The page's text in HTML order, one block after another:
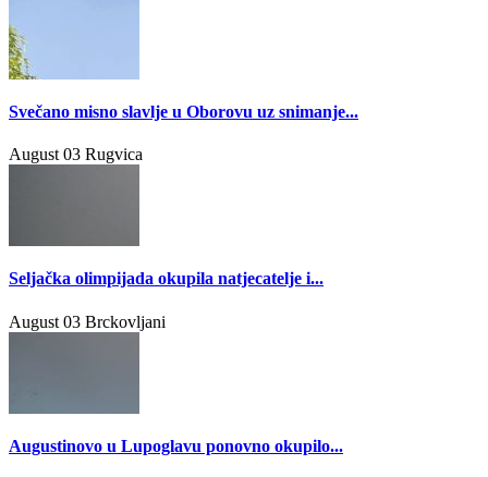
Svečano misno slavlje u Oborovu uz snimanje...
August 03 Rugvica
Seljačka olimpijada okupila natjecatelje i...
August 03 Brckovljani
Augustinovo u Lupoglavu ponovno okupilo...